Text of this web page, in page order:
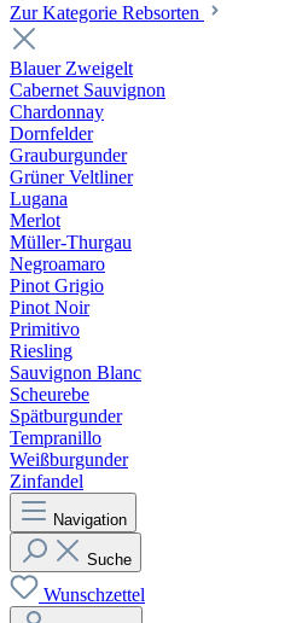
Zur Kategorie Rebsorten
Blauer Zweigelt
Cabernet Sauvignon
Chardonnay
Dornfelder
Grauburgunder
Grüner Veltliner
Lugana
Merlot
Müller-Thurgau
Negroamaro
Pinot Grigio
Pinot Noir
Primitivo
Riesling
Sauvignon Blanc
Scheurebe
Spätburgunder
Tempranillo
Weißburgunder
Zinfandel
Navigation
Suche
Wunschzettel